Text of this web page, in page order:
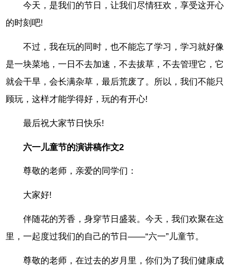
今天，是我们的节日，让我们尽情狂欢，享受这开心
的时刻吧!
不过，我在玩的同时，也不能忘了学习，学习就好像
是一块菜地，一日不去加速，不去拔草，不去管理它，它
就会干旱，会长满杂草，最后荒废了。所以，我们不能只
顾玩，这样才能学得好，玩的有开心!
最后祝大家节日快乐!
六一儿童节的演讲稿作文2
尊敬的老师，亲爱的同学们：
大家好!
伴随花的芳香，身穿节日盛装。今天，我们欢聚在这
里，一起度过我们的自己的节日——“六一”儿童节。
尊敬的老师，在过去的岁月里，你们为了我们健康成